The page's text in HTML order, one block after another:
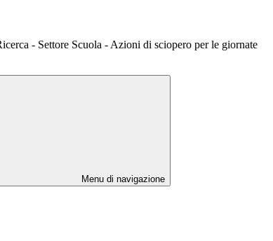
- Settore Scuola - Azioni di sciopero per le giornate
Menu di navigazione